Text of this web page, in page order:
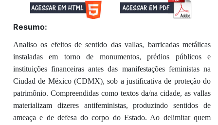
Resumo:
Analiso os efeitos de sentido das vallas, barricadas metálicas
instaladas em torno de monumentos, prédios públicos e
instituições financeiras antes das manifestações feministas na
Ciudad de México (CDMX), sob a justificativa de proteção do
patrimônio. Compreendidas como textos da/na cidade, as vallas
materializam dizeres antifeministas, produzindo sentidos de
ameaça e de defesa do corpo do Estado. Ao delimitar quem